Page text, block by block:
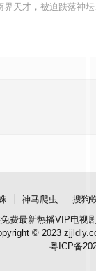
，并走出了困住他的
一届党代表、第十
界天才，被迫跌落神
神马爬虫 搜狗
费最新热播VIP电视
© 2023
粤ICP备